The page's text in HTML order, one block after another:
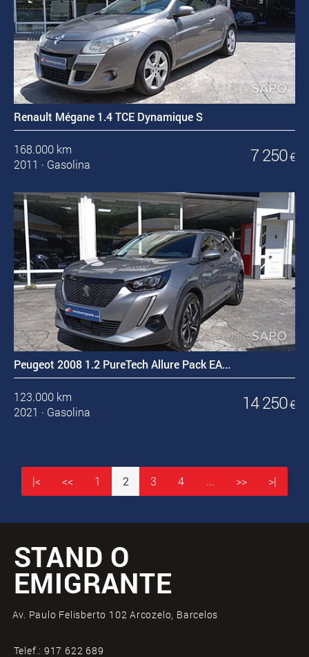
Renault Mégane 1.4 TCE Dynamique S
168.000 km
2011 · Gasolina 7 250 €
Peugeot 2008 1.2 PureTech Allure Pack EA...
123.000 km
2021 · Gasolina 14 250 €
|< << 1 2 3 4 ... >> >|
STAND O
EMIGRANTE
Av. Paulo Felisberto 102 Arcozelo, Barcelos
Telef.: 917 622 689